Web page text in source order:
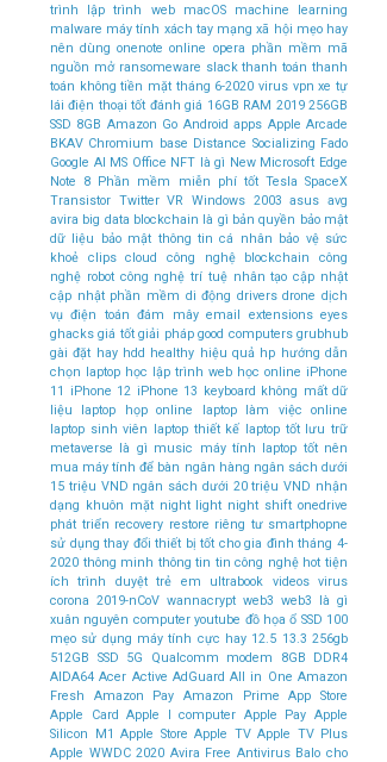
trình
lập trình web macOS
machine learning
malware máy tính xách tay mạng xã hội mẹo hay
nên dùng onenote online opera phần mềm mã
nguồn mở ransomeware slack thanh toán thanh
toán không tiền mặt tháng 6-2020 virus vpn xe tự
lái điện thoại tốt đánh giá 16GB RAM 2019 256GB
SSD 8GB Amazon Go Android apps Apple Arcade
BKAV Chromium base Distance Socializing Fado
Google AI MS Office NFT là gì New Microsoft Edge
Note 8 Phần mềm miễn phí tốt Tesla SpaceX
Transistor Twitter VR Windows 2003 asus avg
avira big data blockchain là gì bản quyền bảo mật
dữ liệu
bảo mật thông tin cá nhân bảo vệ sức
khoẻ
clips cloud công nghệ blockchain
công
nghệ robot công nghệ trí tuệ nhân tạo cập nhật
cập nhật phần mềm di động drivers drone dịch
vụ điện toán đám mây email extensions eyes
ghacks giá tốt giải pháp good computers grubhub
gài đặt hay hdd healthy hiệu quả hp hướng dẫn
chọn laptop học lập trình web học online iPhone
11
iPhone 12 iPhone 13 keyboard không mất dữ
liệu
laptop họp online
laptop làm việc online
laptop sinh viên laptop thiết kế laptop tốt lưu trữ
metaverse là gì music
máy tính laptop tốt nên
mua máy tính để bàn ngân hàng ngân sách dưới
15 triệu VND ngân sách dưới 20 triệu VND nhận
dạng khuôn mặt night light night shift onedrive
phát triển recovery restore riêng tư smartphopne
sử dụng thay đổi thiết bị tốt cho gia đình tháng 4-
2020 thông minh thông tin tin công nghệ hot tiện
ích
trình duyệt trẻ em ultrabook videos virus
corona 2019-nCoV wannacrypt web3 web3 là gì
xuân nguyên computer youtube đồ họa ổ SSD 100
mẹo sử dụng máy tính cực hay 12.5 13.3 256gb
512GB SSD
5G Qualcomm modem
8GB DDR4
AIDA64 Acer Active AdGuard All in One Amazon
Fresh
Amazon Pay Amazon Prime
App Store
Apple Card Apple I computer Apple Pay Apple
Silicon M1 Apple Store Apple TV Apple TV Plus
Apple WWDC 2020 Avira Free Antivirus Balo cho